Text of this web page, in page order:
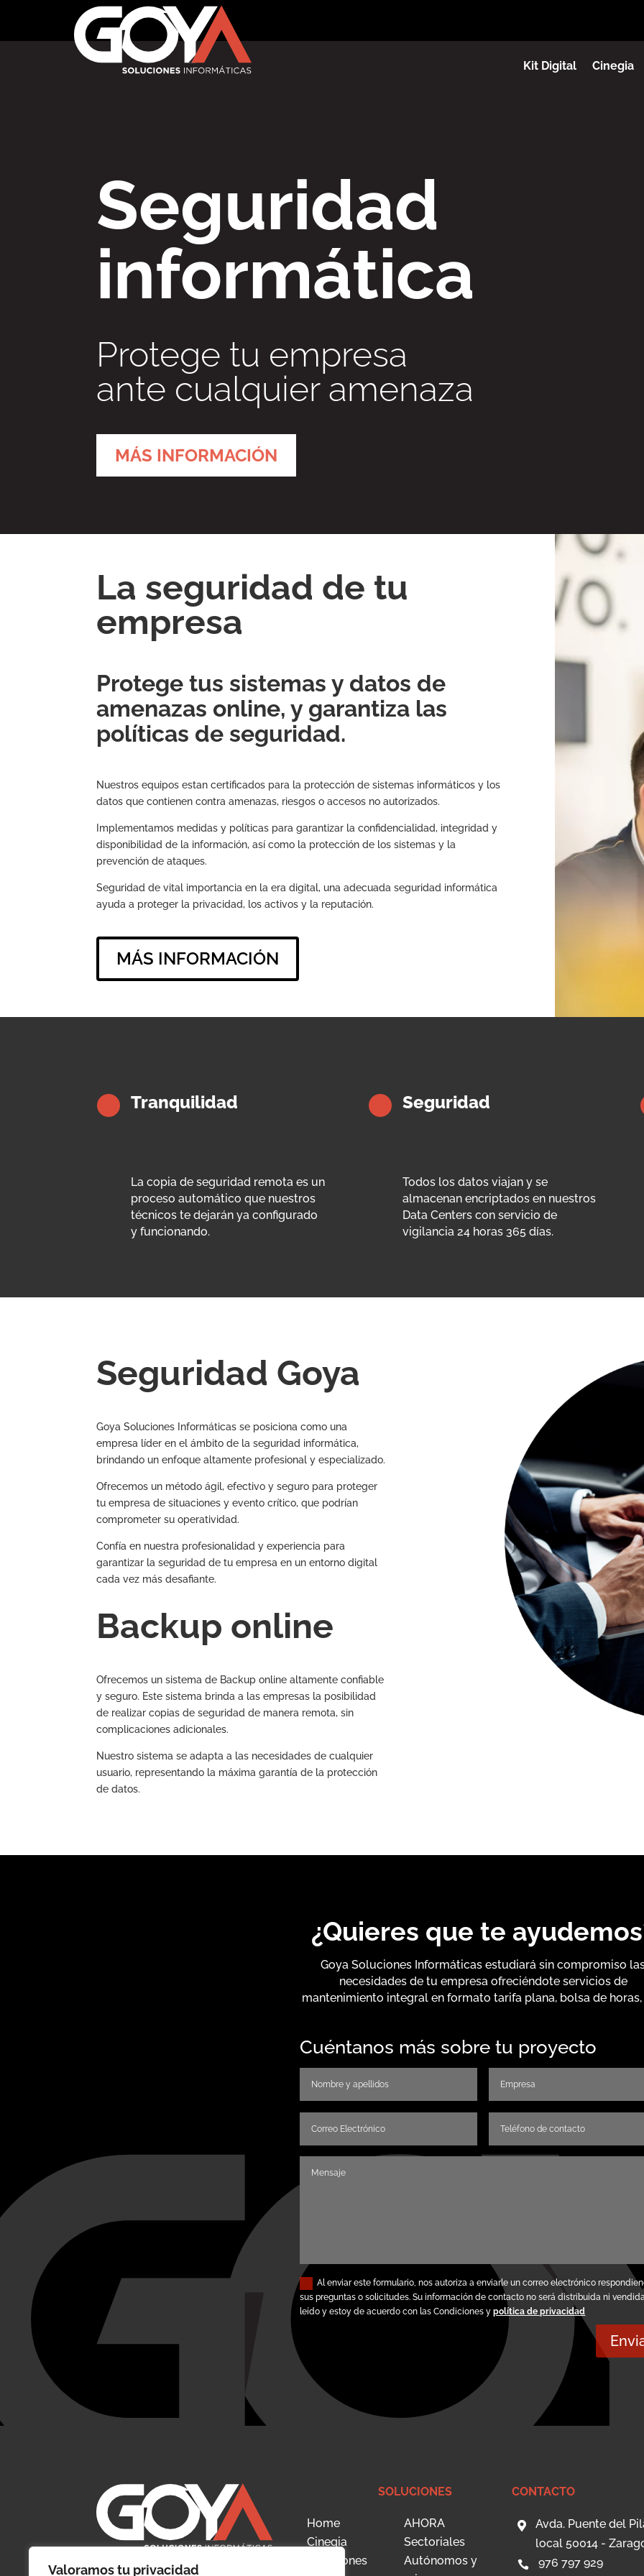
Valoramos tu privacidad
Kit Digital Cinegia
Seguridad
informática
Protege tu empresa
ante cualquier amenaza
MÁS INFORMACIÓN
La seguridad de tu
empresa
Protege tus sistemas y datos de
amenazas online, y garantiza las
políticas de seguridad.
Nuestros equipos estan certificados para la protección de sistemas informáticos y los
datos que contienen contra amenazas, riesgos o accesos no autorizados.
Implementamos medidas y políticas para garantizar la confidencialidad, integridad y
disponibilidad de la información, así como la protección de los sistemas y la
prevención de ataques.
Seguridad de vital importancia en la era digital, una adecuada seguridad informática
ayuda a proteger la privacidad, los activos y la reputación.
MÁS INFORMACIÓN
Tranquilidad
La copia de seguridad remota es un
proceso automático que nuestros
técnicos te dejarán ya configurado
y funcionando.
Seguridad
Todos los datos viajan y se
almacenan encriptados en nuestros
Data Centers con servicio de
vigilancia 24 horas 365 días.
Seguridad Goya
Goya Soluciones Informáticas se posiciona como una
empresa líder en el ámbito de la seguridad informática,
brindando un enfoque altamente profesional y especializado.
Ofrecemos un método ágil, efectivo y seguro para proteger
tu empresa de situaciones y evento crítico, que podrían
comprometer su operatividad.
Confía en nuestra profesionalidad y experiencia para
garantizar la seguridad de tu empresa en un entorno digital
cada vez más desafiante.
Backup online
Ofrecemos un sistema de Backup online altamente confiable
y seguro. Este sistema brinda a las empresas la posibilidad
de realizar copias de seguridad de manera remota, sin
complicaciones adicionales.
Nuestro sistema se adapta a las necesidades de cualquier
usuario, representando la máxima garantía de la protección
de datos.
¿Quieres que te
Goya Soluciones Informáticas estudiará sin compromiso
necesidades de tu empresa ofreciéndote servicios de
mantenimiento integral en formato tarifa plana, bolsa de horas,
Cuéntanos más sobre tu proyecto
Al enviar este formulario, nos autoriza a enviarle un correo electrónico
sus preguntas o solicitudes. Su información de contacto no será distribuida ni
leído y estoy de acuerdo con las Condiciones ypolítica de privacidad
Especialistas en soluciones
SOLUCIONES
Home
Cinegia
Soluciones
AHORA
Sectoriales
Autónomos y
CONTACTO

Avda. Puente del
local 50014 -
 976 797 929